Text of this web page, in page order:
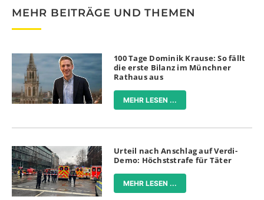
MEHR BEITRÄGE UND THEMEN
100 Tage Dominik Krause: So fällt
die erste Bilanz im Münchner
Rathaus aus
MEHR LESEN ...
Urteil nach Anschlag auf Verdi-
Demo: Höchststrafe für Täter
MEHR LESEN ...